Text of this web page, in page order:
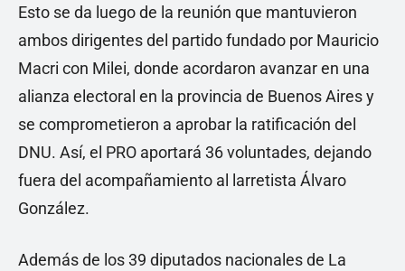
Esto se da luego de la reunión que mantuvieron
ambos dirigentes del partido fundado por Mauricio
Macri con Milei, donde acordaron avanzar en una
alianza electoral en la provincia de Buenos Aires y
se comprometieron a aprobar la ratificación del
DNU. Así, el PRO aportará 36 voluntades, dejando
fuera del acompañamiento al larretista Álvaro
González.
Además de los 39 diputados nacionales de La